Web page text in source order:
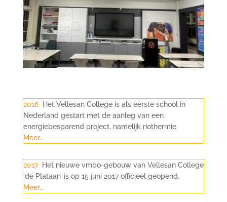
2016Het Vellesan College is als eerste school in
Nederland gestart met de aanleg van een
energiebesparend project, namelijk riothermie.
Meer…
2017 Het nieuwe vmbo-gebouw van Vellesan College
‘de Plataan’ is op 15 juni 2017 officieel geopend.
Meer…